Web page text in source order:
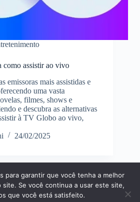
assistir ao vivo
emissoras mais assistidas e
uma vasta
filmes, shows e
e descubra as alternativas
à TV Globo ao vivo,
24/02/2025
Dicas
Aplicativos
Notícias
Tecnologia
para garantir que você tenha a melhor
site. Se você continua a usar este site,
que você está satisfeito.